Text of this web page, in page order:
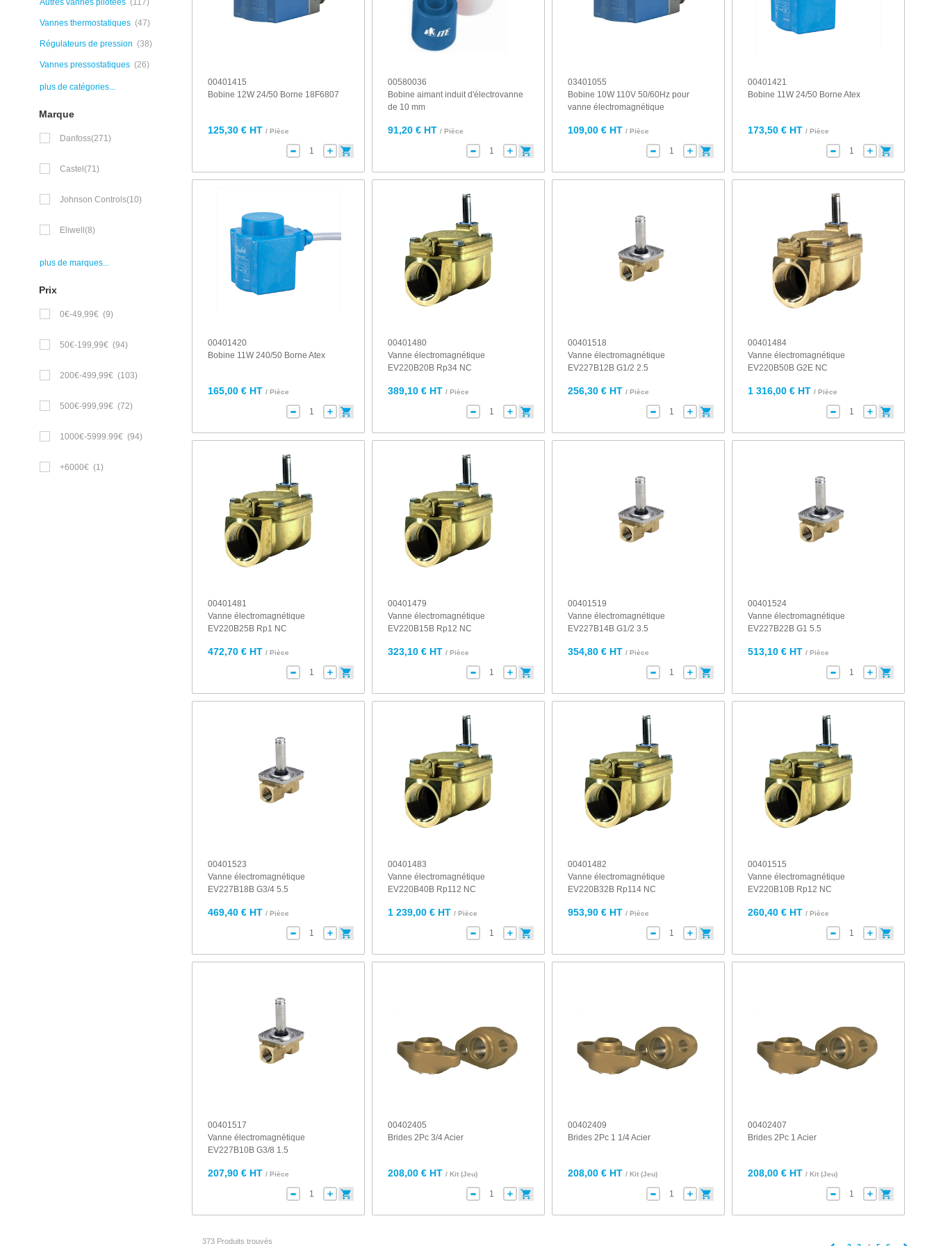
Autres vannes pilotées (117)
Vannes thermostatiques (47)
Régulateurs de pression (38)
Vannes pressostatiques (26)
plus de catégories...
Marque
Danfoss(271)
Castel (71)
Johnson Controls(10)
Eliwell (8)
plus de marques...
Prix
0€-49,99€ (9)
50€-199,99€ (94)
200€-499,99€ (103)
500€-999,99€ (72)
1000€-5999.99€ (94)
+6000€ (1)
00401415
Bobine 12W 24/50 Borne 18F6807
125,30 € HT / Pièce
00580036
Bobine aimant induit d'électrovanne
de 10 mm
91,20 € HT / Pièce
03401055
Bobine 10W 110V 50/60Hz pour
vanne électromagnétique
109,00 € HT / Pièce
00401421
Bobine 11W 24/50 Borne Atex
173,50 € HT / Pièce
00401420
Bobine 11W 240/50 Borne Atex
165,00 € HT / Pièce
00401480
Vanne électromagnétique
EV220B20B Rp34 NC
389,10 € HT / Pièce
00401518
Vanne électromagnétique
EV227B12B G1/2 2.5
256,30 € HT / Pièce
00401484
Vanne électromagnétique
EV220B50B G2E NC
1 316,00 € HT / Pièce
00401481
Vanne électromagnétique
EV220B25B Rp1 NC
472,70 € HT / Pièce
00401479
Vanne électromagnétique
EV220B15B Rp12 NC
323,10 € HT / Pièce
00401519
Vanne électromagnétique
EV227B14B G1/2 3.5
354,80 € HT / Pièce
00401524
Vanne électromagnétique
EV227B22B G1 5.5
513,10 € HT / Pièce
00401523
Vanne électromagnétique
EV227B18B G3/4 5.5
469,40 € HT / Pièce
00401483
Vanne électromagnétique
EV220B40B Rp112 NC
1 239,00 € HT / Pièce
00401482
Vanne électromagnétique
EV220B32B Rp114 NC
953,90 € HT / Pièce
00401515
Vanne électromagnétique
EV220B10B Rp12 NC
260,40 € HT / Pièce
00401517
Vanne électromagnétique
EV227B10B G3/8 1.5
207,90 € HT / Pièce
00402405
Brides 2Pc 3/4 Acier
208,00 € HT / Kit (Jeu)
00402409
Brides 2Pc 1 1/4 Acier
208,00 € HT / Kit (Jeu)
00402407
Brides 2Pc 1 Acier
208,00 € HT / Kit (Jeu)
373 Produits trouvés